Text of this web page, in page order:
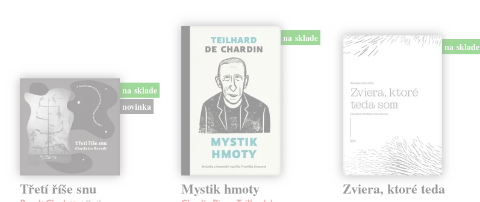
na sklade
novinka
Třetí říše snu
na sklade
Mystik hmoty
na sklade
Zviera, ktoré teda